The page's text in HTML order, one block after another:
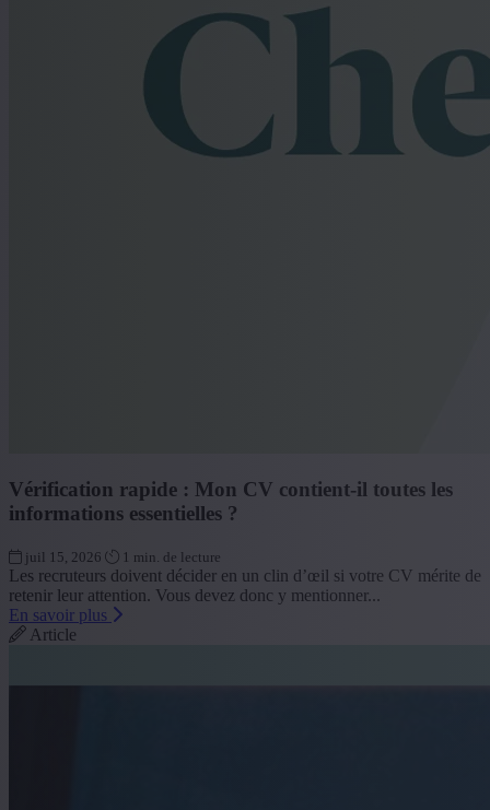
Vérification rapide : Mon CV contient-il toutes les
informations essentielles ?
juil 15, 2026 1 min. de lecture
Les recruteurs doivent décider en un clin d’œil si votre CV mérite de
retenir leur attention. Vous devez donc y mentionner...
En savoir plus
Article